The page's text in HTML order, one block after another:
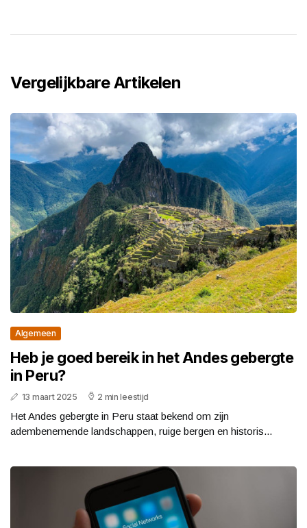
Vergelijkbare Artikelen
Algemeen
Heb je goed bereik in het Andes gebergte
in Peru?
13 maart 2025 2 min leestijd
Het Andes gebergte in Peru staat bekend om zijn
adembenemende landschappen, ruige bergen en historis...